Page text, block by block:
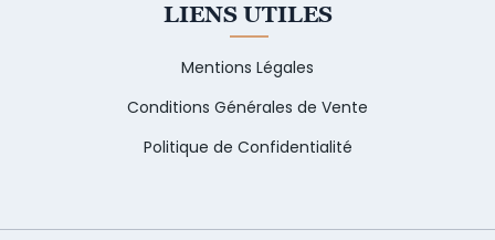
LIENS UTILES
Mentions Légales
Conditions Générales de Vente
Politique de Confidentialité